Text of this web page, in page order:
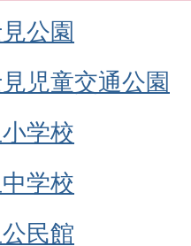
公園
児童交通公園
学校
学校
民館